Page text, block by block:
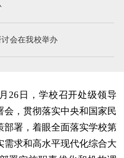
会在我校举办
26日，学校召开处级领导
会，贯彻落实中央和国家民
部署，着眼全面落实学校第
需求和高水平现代化综合大